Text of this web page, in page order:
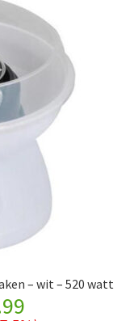
– wit – 520 watt
Current